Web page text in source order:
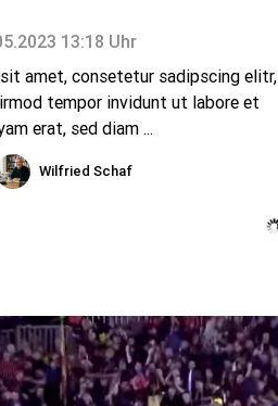
Wilfried Schaf
13:18 Uhr
amet, consetetur sadipscing elitr,
tempor invidunt ut labore et
erat, sed diam ...